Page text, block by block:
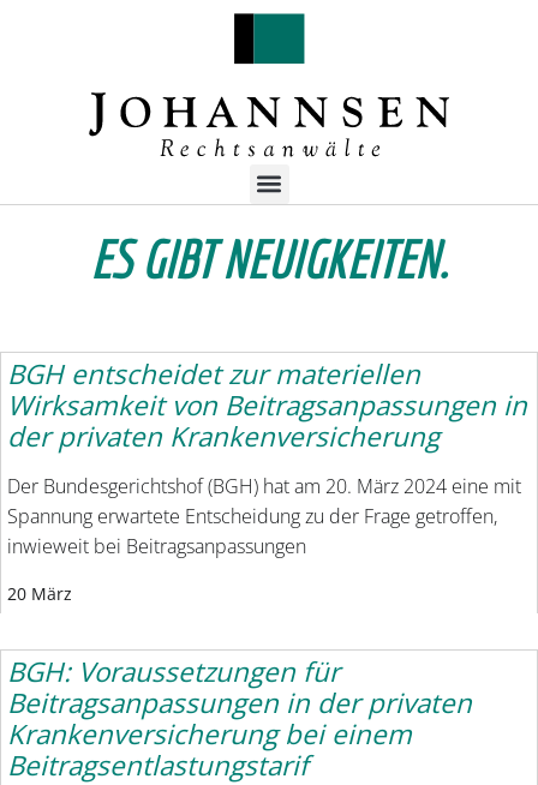
ES GIBT NEUIGKEITEN.
BGH entscheidet zur materiellen
Wirksamkeit von Beitragsanpassungen in
der privaten Krankenversicherung
Der Bundesgerichtshof (BGH) hat am 20. März 2024 eine mit
Spannung erwartete Entscheidung zu der Frage getroffen,
inwieweit bei Beitragsanpassungen
20 März
BGH: Voraussetzungen für
Beitragsanpassungen in der privaten
Krankenversicherung bei einem
Beitragsentlastungstarif